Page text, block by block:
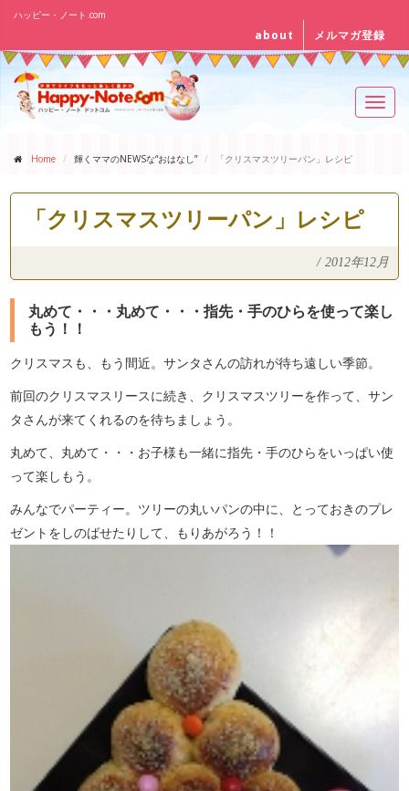
ハッピー・ノート.com
about メルマガ登録
Home 輝くママのNEWSな“おはなし” 「クリスマスツリーパン」レシピ
「クリスマスツリーパン」レシピ
/ 2012年12月
丸めて・・・丸めて・・・指先・手のひらを使って楽し
もう！！
クリスマスも、もう間近。サンタさんの訪れが待ち遠しい季節。
前回のクリスマスリースに続き、クリスマスツリーを作って、サン
タさんが来てくれるのを待ちましょう。
丸めて、丸めて・・・お子様も一緒に指先・手のひらをいっぱい使
って楽しもう。
みんなでパーティー。ツリーの丸いパンの中に、とっておきのプレ
ゼントをしのばせたりして、もりあがろう！！